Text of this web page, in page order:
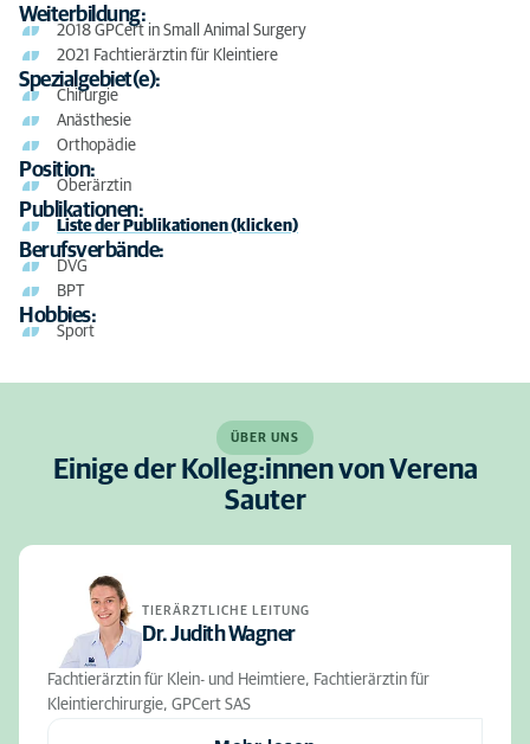
Weiterbildung:
2018 GPCert in Small Animal Surgery
2021 Fachtierärztin für Kleintiere
Spezialgebiet(e):
Chirurgie
Anästhesie
Orthopädie
Position:
Oberärztin
Publikationen:
Liste der Publikationen (klicken)
Berufsverbände:
DVG
BPT
Hobbies:
Sport
ÜBER UNS
Einige der Kolleg:innen von Verena
Sauter
TIERÄRZTLICHE LEITUNG
Dr. Judith Wagner
Fachtierärztin für Klein- und Heimtiere, Fachtierärztin für
Kleintierchirurgie, GPCert SAS